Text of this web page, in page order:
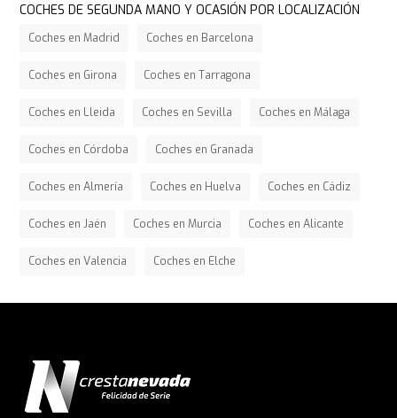
COCHES DE SEGUNDA MANO Y OCASIÓN POR LOCALIZACIÓN
Coches en Madrid Coches en Barcelona
Coches en Girona Coches en Tarragona
Coches en Lleida Coches en Sevilla Coches en Málaga
Coches en Córdoba Coches en Granada
Coches en Almería Coches en Huelva Coches en Cádiz
Coches en Jaén Coches en Murcia Coches en Alicante
Coches en Valencia Coches en Elche